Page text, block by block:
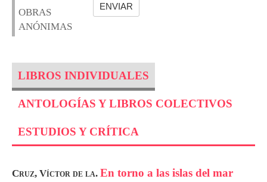
OBRAS
ANÓNIMAS
LIBROS INDIVIDUALES
ANTOLOGÍAS Y LIBROS COLECTIVOS
ESTUDIOS Y CRÍTICA
Cruz, Víctor de la. En torno a las islas del mar